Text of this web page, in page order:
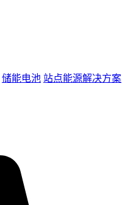
储能电池 站点能源解决方案